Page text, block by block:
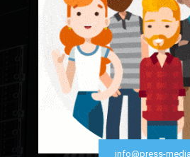
info@press-